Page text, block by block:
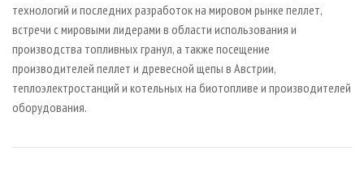
технологий и последних разработок на мировом рынке пеллет,
встречи с мировыми лидерами в области использования и
производства топливных гранул, а также посещение
производителей пеллет и древесной щепы в Австрии,
теплоэлектростанций и котельных на биотопливе и производителей
оборудования.